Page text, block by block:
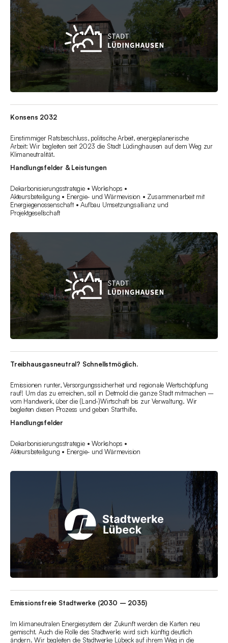
Konsens 2032
Einstimmiger Ratsbeschluss, politische Arbeit, energieplanerische
Arbeit: Wir begleiten seit 2023 die Stadt Lüdinghausen auf dem Weg zur
Klimaneutralität.
Handlungsfelder & Leistungen
Dekarbonisierungsstrategie • Workshops •
Akteursbeteiligung • Energie- und Wärmevision • Zusammenarbeit mit
Energiegenossenschaft • Aufbau Umsetzungsallianz und
Projektgesellschaft
Treibhausgasneutral? Schnellstmöglich.
Emissionen runter, Versorgungssicherheit und regionale Wertschöpfung
rauf! Um das zu erreichen, soll in Detmold die ganze Stadt mitmachen –
vom Handwerk, über die (Land-)Wirtschaft bis zur Verwaltung. Wir
begleiten diesen Prozess und geben Starthilfe.
Handlungsfelder
Dekarbonisierungsstrategie • Workshops •
Akteursbeteiligung • Energie- und Wärmevision
Emissionsfreie Stadtwerke (2030 – 2035)
Im klimaneutralen Energiesystem der Zukunft werden die Karten neu
gemischt. Auch die Rolle des Stadtwerks wird sich künftig deutlich
ändern. Wir begleiten die Stadtwerke Lübeck auf ihrem Weg in die